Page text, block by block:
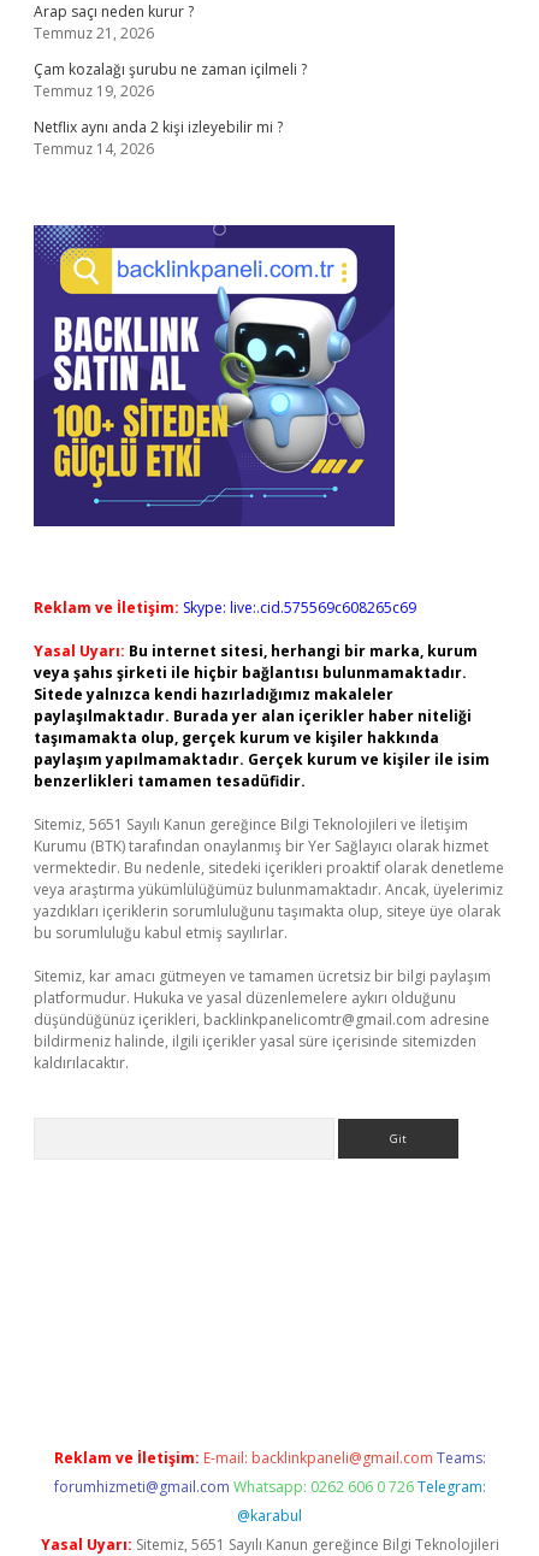
Arap saçı neden kurur ?
Temmuz 21, 2026
Çam kozalağı şurubu ne zaman içilmeli ?
Temmuz 19, 2026
Netflix aynı anda 2 kişi izleyebilir mi ?
Temmuz 14, 2026
Reklam ve İletişim: Skype: live:.cid.575569c608265c69
Yasal Uyarı: Bu internet sitesi, herhangi bir marka, kurum
veya şahıs şirketi ile hiçbir bağlantısı bulunmamaktadır.
Sitede yalnızca kendi hazırladığımız makaleler
paylaşılmaktadır. Burada yer alan içerikler haber niteliği
taşımamakta olup, gerçek kurum ve kişiler hakkında
paylaşım yapılmamaktadır. Gerçek kurum ve kişiler ile isim
benzerlikleri tamamen tesadüfidir.
Sitemiz, 5651 Sayılı Kanun gereğince Bilgi Teknolojileri ve İletişim
Kurumu (BTK) tarafından onaylanmış bir Yer Sağlayıcı olarak hizmet
vermektedir. Bu nedenle, sitedeki içerikleri proaktif olarak denetleme
veya araştırma yükümlülüğümüz bulunmamaktadır. Ancak, üyelerimiz
yazdıkları içeriklerin sorumluluğunu taşımakta olup, siteye üye olarak
bu sorumluluğu kabul etmiş sayılırlar.
Sitemiz, kar amacı gütmeyen ve tamamen ücretsiz bir bilgi paylaşım
platformudur. Hukuka ve yasal düzenlemelere aykırı olduğunu
düşündüğünüz içerikleri, backlinkpanelicomtr@gmail.com adresine
bildirmeniz halinde, ilgili içerikler yasal süre içerisinde sitemizden
kaldırılacaktır.
Reklam ve İletişim: E-mail: backlinkpaneli@gmail.com Teams:
forumhizmeti@gmail.com Whatsapp: 0262 606 0 726 Telegram:
@karabul
Yasal Uyarı: Sitemiz, 5651 Sayılı Kanun gereğince Bilgi Teknolojileri